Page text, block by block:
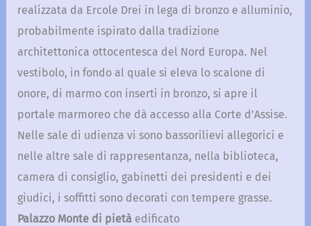
realizzata da Ercole Drei in lega di bronzo e alluminio,
probabilmente ispirato dalla tradizione
architettonica ottocentesca del Nord Europa. Nel
vestibolo, in fondo al quale si eleva lo scalone di
onore, di marmo con inserti in bronzo, si apre il
portale marmoreo che dà accesso alla Corte d’Assise.
Nelle sale di udienza vi sono bassorilievi allegorici e
nelle altre sale di rappresentanza, nella biblioteca,
camera di consiglio, gabinetti dei presidenti e dei
giudici, i soffitti sono decorati con tempere grasse.
Palazzo Monte di pietàedificato